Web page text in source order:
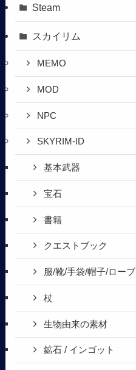
Steam
スカイリム
MEMO
MOD
NPC
SKYRIM-ID
基本武器
宝石
書籍
クエストブック
服/靴/手袋/帽子/ローブ
杖
生物由来の素材
鉱石 / インゴット